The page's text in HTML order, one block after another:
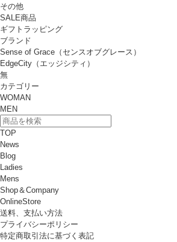
その他
SALE商品
ギフトラッピング
ブランド
Sense of Grace（センスオブグレース）
EdgeCity（エッジシティ）
無
カテゴリー
WOMAN
MEN
TOP
News
Blog
Ladies
Mens
Shop＆Company
OnlineStore
送料、支払い方法
プライバシーポリシー
特定商取引法に基づく表記